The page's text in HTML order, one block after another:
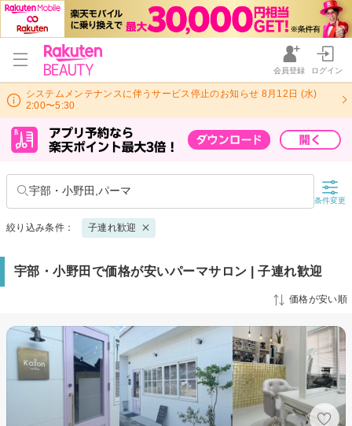
会員登録 ログイン
システムメンテナンスに伴うサービス停止のお知らせ 8月12日 (水)
2:00〜5:30
宇部・小野田,パーマ
条件変更
絞り込み条件： 子連れ歓迎
宇部・小野田で価格が安いパーマサロン | 子連れ歓迎
価格が安い順